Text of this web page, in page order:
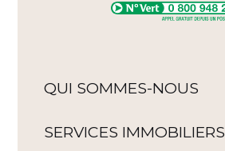
QUI SOMMES-NOUS
SERVICES IMMOBILIERS